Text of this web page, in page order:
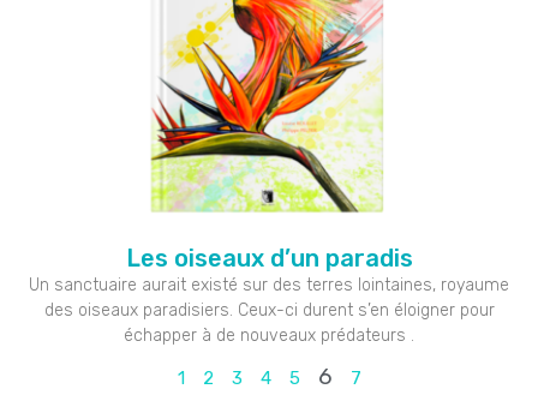
Les oiseaux d’un paradis
Un sanctuaire aurait existé sur des terres lointaines, royaume
des oiseaux paradisiers. Ceux-ci durent s’en éloigner pour
échapper à de nouveaux prédateurs .
1 2 3 4 5 6 7